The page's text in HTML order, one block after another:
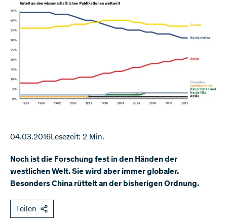
04.03.2016Lesezeit: 2 Min.
Noch ist die Forschung fest in den Händen der
westlichen Welt. Sie wird aber immer globaler.
Besonders China rüttelt an der bisherigen Ordnung.
Teilen